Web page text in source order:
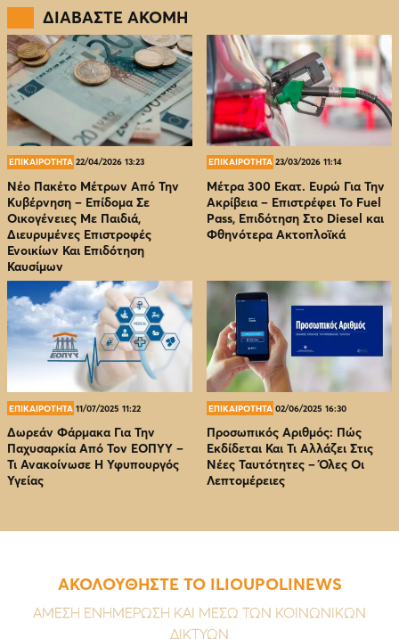
ΔΙΑΒΑΣΤΕ ΑΚΟΜΗ
ΕΠΙΚΑΙΡΟΤΗΤΑ 22/04/2026 13:23
Νέο Πακέτο Μέτρων Από Την
Κυβέρνηση – Επίδομα Σε
Οικογένειες Με Παιδιά,
Διευρυμένες Επιστροφές
Ενοικίων Και Επιδότηση
Καυσίμων
ΕΠΙΚΑΙΡΟΤΗΤΑ 23/03/2026 11:14
Μέτρα 300 Εκατ. Ευρώ Για Την
Ακρίβεια – Επιστρέφει Το Fuel
Pass, Επιδότηση Στο Diesel και
Φθηνότερα Ακτοπλοϊκά
ΕΠΙΚΑΙΡΟΤΗΤΑ 11/07/2025 11:22
Δωρεάν Φάρμακα Για Την
Παχυσαρκία Από Τον EOΠΥΥ –
Τι Ανακοίνωσε Η Υφυπουργός
Υγείας
ΕΠΙΚΑΙΡΟΤΗΤΑ 02/06/2025 16:30
Προσωπικός Αριθμός: Πώς
Εκδίδεται Και Τι Αλλάζει Στις
Νέες Ταυτότητες – Όλες Οι
Λεπτομέρειες
ΑΚΟΛΟΥΘΗΣΤΕ ΤΟ ILIOUPOLINEWS
ΑΜΕΣΗ ΕΝΗΜΕΡΩΣΗ ΚΑΙ ΜΕΣΩ ΤΩΝ ΚΟΙΝΩΝΙΚΩΝ
ΔΙΚΤΥΩΝ